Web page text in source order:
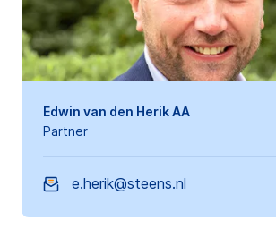
Edwin van den Herik AA
Partner
e.herik@steens.nl